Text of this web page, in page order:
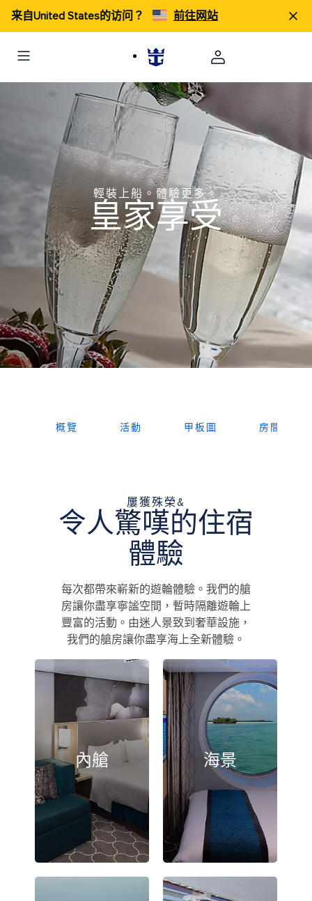
来自United States的访问？ 前往网站
輕裝上船。體驗更多。
皇家享受
概覽 活動 甲板圖 房間
屢獲殊榮&
令人驚嘆的住宿
體驗
每次都帶來嶄新的遊輪體驗。我們的艙
房讓你盡享寧謐空間，暫時隔離遊輪上
豐富的活動。由迷人景致到奢華設施，
我們的艙房讓你盡享海上全新體驗。
內艙 海景